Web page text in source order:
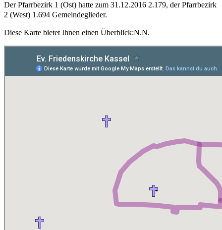
Der Pfarrbezirk 1 (Ost) hatte zum 31.12.2016 2.179, der Pfarrbezirk
2 (West) 1.694 Gemeindeglieder.
Diese Karte bietet Ihnen einen Überblick:N.N.